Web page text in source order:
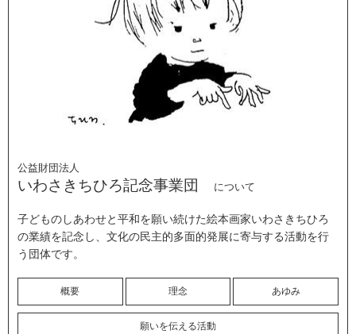
公益財団法人
いわさきちひろ記念事業団 について
子どものしあわせと平和を願い続けた絵本画家いわさきちひろ
の業績を記念し、文化の民主的多面的発展に寄与する活動を行
う団体です。
概要 理念 あゆみ
願いを伝える活動